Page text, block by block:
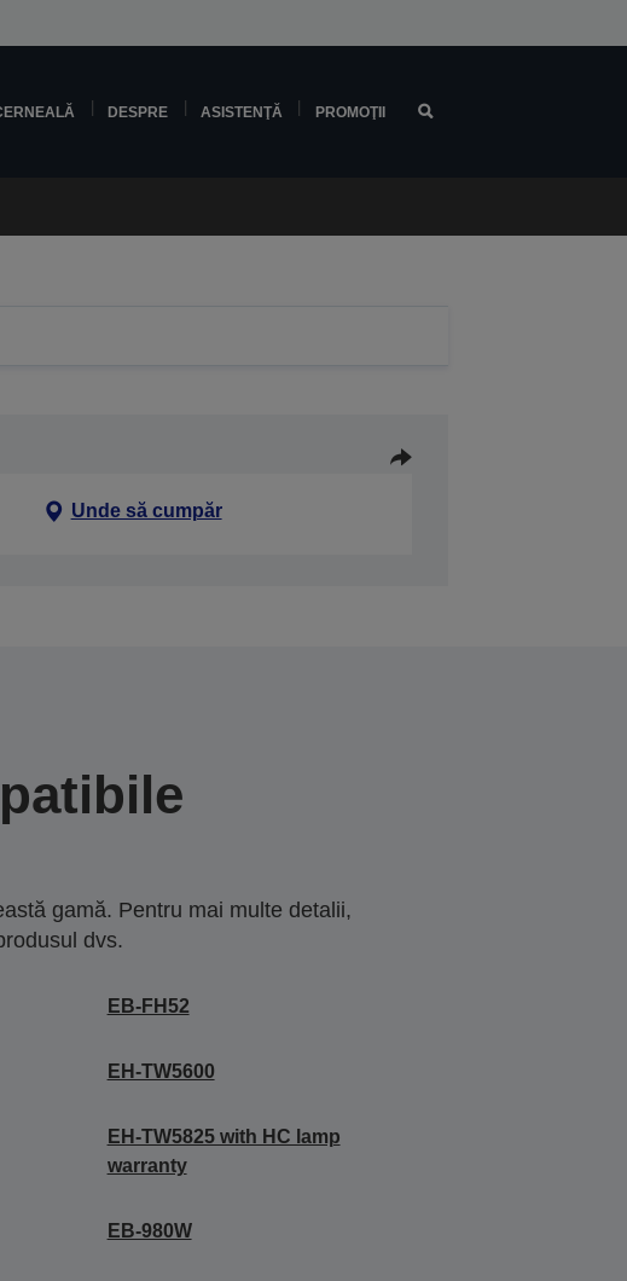
DESPRE ASISTENŢĂ PROMOŢII
Unde să cumpăr
gamă. Pentru mai multe detalii,
dvs.
EB-FH52
EH-TW5600
EH-TW5825 with HC lamp
warranty
EB-980W